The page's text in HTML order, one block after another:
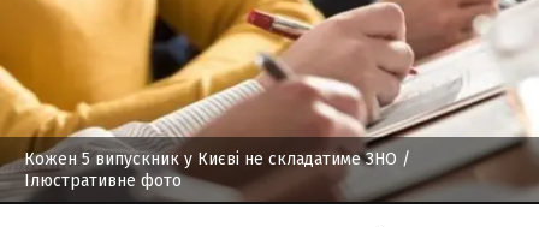
Кожен 5 випускник у Києві не складатиме ЗНО /
Ілюстративне фото